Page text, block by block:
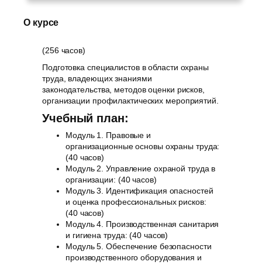
О курсе
(256 часов)
Подготовка специалистов в области охраны
труда, владеющих знаниями
законодательства, методов оценки рисков,
организации профилактических мероприятий.
Учебный план:
Модуль 1. Правовые и
организационные основы охраны труда:
(40 часов)
Модуль 2. Управление охраной труда в
организации: (40 часов)
Модуль 3. Идентификация опасностей
и оценка профессиональных рисков:
(40 часов)
Модуль 4. Производственная санитария
и гигиена труда: (40 часов)
Модуль 5. Обеспечение безопасности
производственного оборудования и